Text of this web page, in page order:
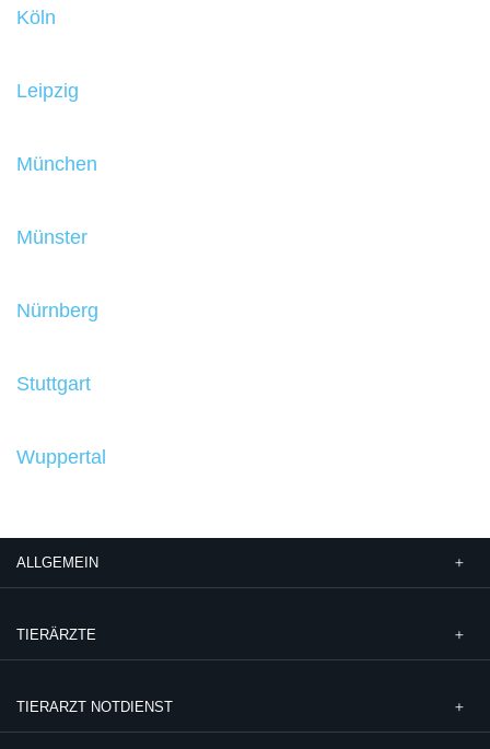
Köln
Leipzig
München
Münster
Nürnberg
Stuttgart
Wuppertal
ALLGEMEIN
TIERÄRZTE
TIERARZT NOTDIENST